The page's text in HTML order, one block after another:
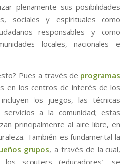
plenamente sus posibilidades
sociales y espirituales como
responsables y como
locales, nacionales e
Pues a través de programas
en los centros de interés de los
los juegos, las técnicas
a la comunidad; estas
principalmente al aire libre, en
También es fundamental la
grupos, a través de la cual,
scouters (educadores), se